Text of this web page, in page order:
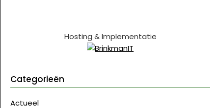
Hosting & Implementatie
Categorieën
Actueel